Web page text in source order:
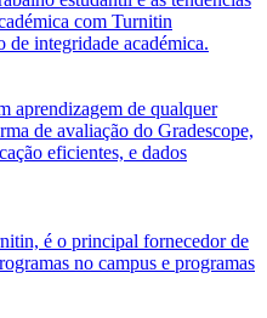
com Turnitin
integridade académica.
aprendizagem de qualquer
de avaliação do Gradescope,
eficientes, e dados
é o principal fornecedor de
no campus e programas